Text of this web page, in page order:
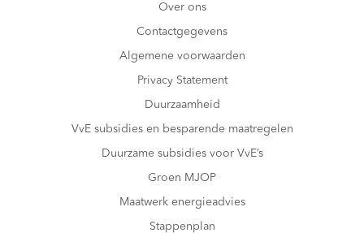
Over ons
Contactgegevens
Algemene voorwaarden
Privacy Statement
Duurzaamheid
VvE subsidies en besparende maatregelen
Duurzame subsidies voor VvE’s
Groen MJOP
Maatwerk energieadvies
Stappenplan